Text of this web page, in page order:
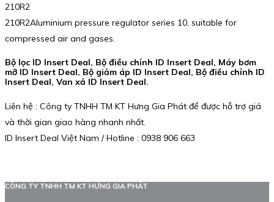
210R2
210R2Aluminium pressure regulator series 10, suitable for
compressed air and gases.
Bộ lọc ID Insert Deal, Bộ điều chỉnh ID Insert Deal, Máy bơm
mỡ ID Insert Deal, Bộ giảm áp ID Insert Deal, Bộ điều chỉnh ID
Insert Deal, Van xả ID Insert Deal.
Liên hệ : Công ty TNHH TM KT Hưng Gia Phát để được hỗ trợ giá
và thời gian giao hàng nhanh nhất.
ID Insert Deal Việt Nam / Hotline : 0938 906 663
CÔNG TY TNHH TM KT HƯNG GIA PHÁT